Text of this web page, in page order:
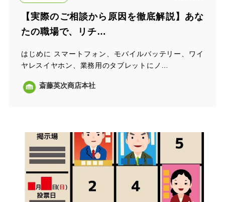
【実際のご相談から原因を徹底解説】あな
たの職場で、リチ…
はじめに スマートフォン、モバイルバッテリー、ワイ
ヤレスイヤホン、業務用のタブレットにノ…
斎藤英次商店本社